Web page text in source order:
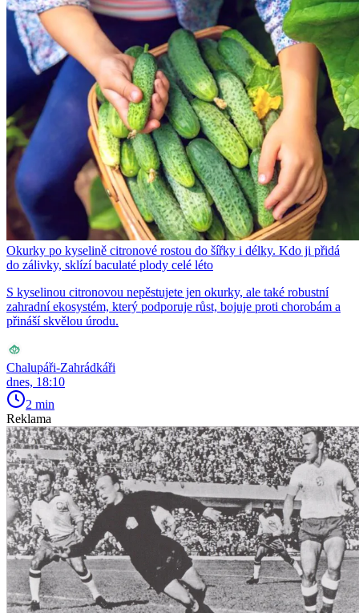
Okurky po kyselině citronové rostou do šířky i délky. Kdo ji přidá
do zálivky, sklízí baculaté plody celé léto
S kyselinou citronovou nepěstujete jen okurky, ale také robustní
zahradní ekosystém, který podporuje růst, bojuje proti chorobám a
přináší skvělou úrodu.
Chalupáři-Zahrádkáři
dnes, 18:10
2 min
Reklama